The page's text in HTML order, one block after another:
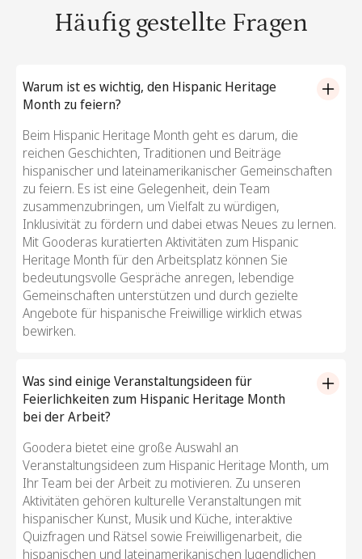
Häufig gestellte Fragen
Warum ist es wichtig, den Hispanic Heritage
Month zu feiern?
Beim Hispanic Heritage Month geht es darum, die
reichen Geschichten, Traditionen und Beiträge
hispanischer und lateinamerikanischer Gemeinschaften
zu feiern. Es ist eine Gelegenheit, dein Team
zusammenzubringen, um Vielfalt zu würdigen,
Inklusivität zu fördern und dabei etwas Neues zu lernen.
Mit Gooderas kuratierten Aktivitäten zum Hispanic
Heritage Month für den Arbeitsplatz können Sie
bedeutungsvolle Gespräche anregen, lebendige
Gemeinschaften unterstützen und durch gezielte
Angebote für hispanische Freiwillige wirklich etwas
bewirken.
Was sind einige Veranstaltungsideen für
Feierlichkeiten zum Hispanic Heritage Month
bei der Arbeit?
Goodera bietet eine große Auswahl an
Veranstaltungsideen zum Hispanic Heritage Month, um
Ihr Team bei der Arbeit zu motivieren. Zu unseren
Aktivitäten gehören kulturelle Veranstaltungen mit
hispanischer Kunst, Musik und Küche, interaktive
Quizfragen und Rätsel sowie Freiwilligenarbeit, die
hispanischen und lateinamerikanischen Jugendlichen